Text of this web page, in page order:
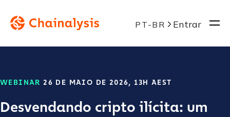
PT-BR Entrar
WEBINAR 26 DE MAIO DE 2026, 13H AEST
Desvendando cripto ilícita: um